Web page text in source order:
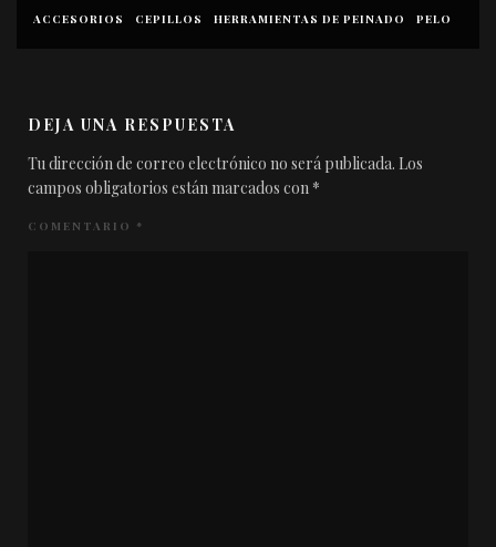
STYLERS
TRATAMIENTOS VOLUMEN
DEJA UNA RESPUESTA
Tu dirección de correo electrónico no será publicada. Los
campos obligatorios están marcados con *
COMENTARIO *